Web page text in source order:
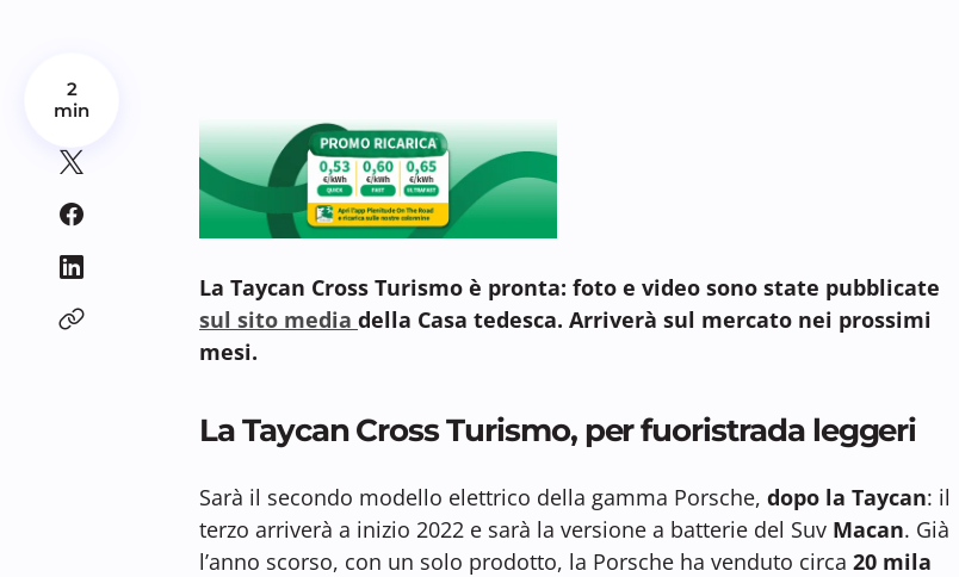
2
min
La Taycan Cross Turismo è pronta: foto e video sono state pubblicate
sul sito media della Casa tedesca. Arriverà sul mercato nei prossimi
mesi.
La Taycan Cross Turismo, per fuoristrada leggeri
Sarà il secondo modello elettrico della gamma Porsche, dopo la Taycan: il
terzo arriverà a inizio 2022 e sarà la versione a batterie del Suv Macan. Già
l’anno scorso, con un solo prodotto, la Porsche ha venduto circa 20 mila